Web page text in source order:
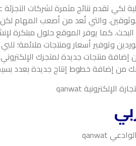
تقدم نتائج مثمرة لشركات التجزئة
والتي تُعد من أصعب المهام
كما يوفر الموقع حلول مبتكرة
وتوفير أسعار ومنتجات ملائمة؛ تلبي
إضافة منتجات جديدة لمتجرك
من إضافة خطوط إنتاج جديدة بعدد